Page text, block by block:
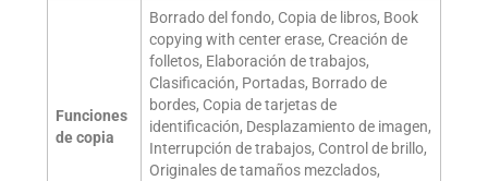
Funciones
de copia
Borrado del fondo, Copia de libros, Book
copying with center erase, Creación de
folletos, Elaboración de trabajos,
Clasificación, Portadas, Borrado de
bordes, Copia de tarjetas de
identificación, Desplazamiento de imagen,
Interrupción de trabajos, Control de brillo,
Originales de tamaños mezclados,